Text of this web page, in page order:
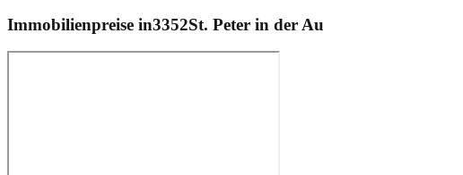
Immobilienpreise in3352St. Peter in der Au